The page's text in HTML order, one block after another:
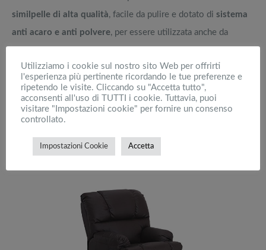
similpelle di alta qualità, facile da pulire e dotato di sistema
anti acaro e anti polvere, per essere utilizzata anche da
massaggiante èdisponibile a 295€nelle versioni di colore
cioccolato e beige.
Utilizziamo i cookie sul nostro sito Web per offrirti
l'esperienza più pertinente ricordando le tue preferenze e
ripetendo le visite. Cliccando su "Accetta tutto",
acconsenti all'uso di TUTTI i cookie. Tuttavia, puoi
visitare "Impostazioni cookie" per fornire un consenso
controllato.
Impostazioni Cookie Accetta